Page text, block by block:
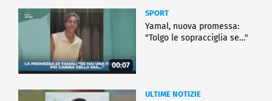
00:07
SPORT
Yamal, nuova promessa:
"Tolgo le sopracciglia se…"
ULTIME NOTIZIE